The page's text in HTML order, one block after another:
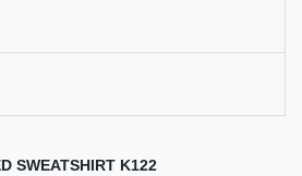
SWEATSHIRT K122